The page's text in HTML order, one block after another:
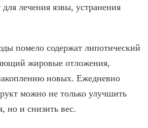
лечения язвы, устранения
помело содержат липотический
жировые отложения,
новых. Ежедневно
можно не только улучшить
но и снизить вес.